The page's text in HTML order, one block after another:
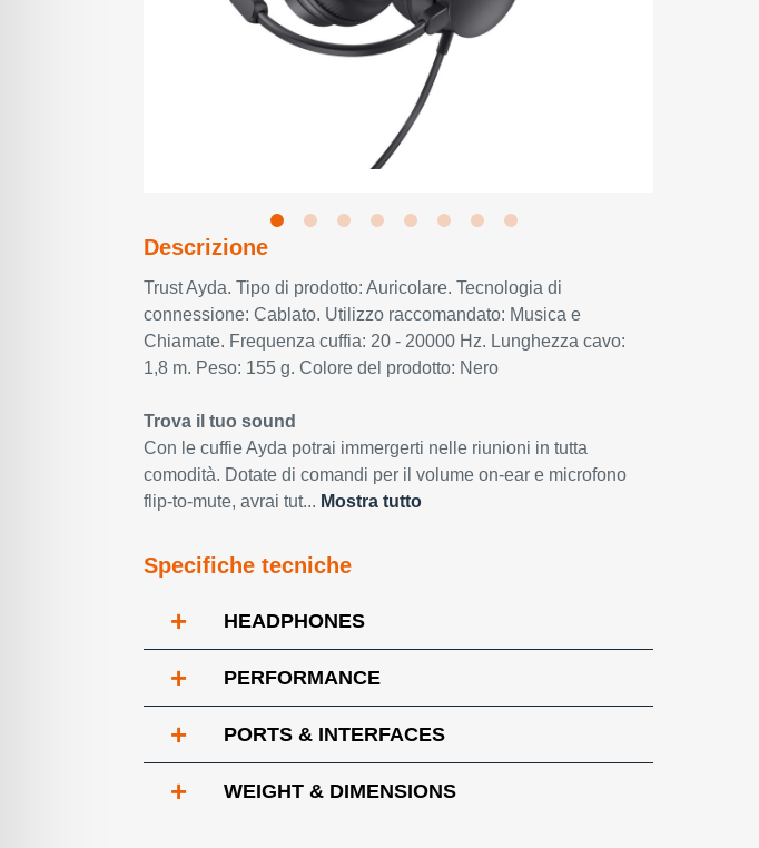
Descrizione
Trust Ayda. Tipo di prodotto: Auricolare. Tecnologia di
connessione: Cablato. Utilizzo raccomandato: Musica e
Chiamate. Frequenza cuffia: 20 - 20000 Hz. Lunghezza cavo:
1,8 m. Peso: 155 g. Colore del prodotto: Nero
Trova il tuo sound
Con le cuffie Ayda potrai immergerti nelle riunioni in tutta
comodità. Dotate di comandi per il volume on-ear e microfono
flip-to-mute, avrai tut... Mostra tutto
Specifiche tecniche
+ HEADPHONES
+ PERFORMANCE
+ PORTS & INTERFACES
+ WEIGHT & DIMENSIONS